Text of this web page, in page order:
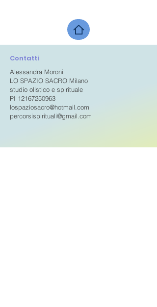
Contatti
Alessandra Moroni
LO SPAZIO SACRO Milano
studio olistico e spirituale
PI 12167250963
lospaziosacro@hotmail.com
percorsispirituali@gmail.com